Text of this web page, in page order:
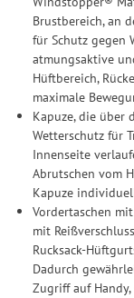
Brustbereich, an
für Schutz gegen
atmungsaktive
Hüftbereich,
maximale
Kapuze, die über
Wetterschutz für
Innenseite
Abrutschen vom
Kapuze
Vordertaschen
mit
Rucksack-
Dadurch
Zugriff auf